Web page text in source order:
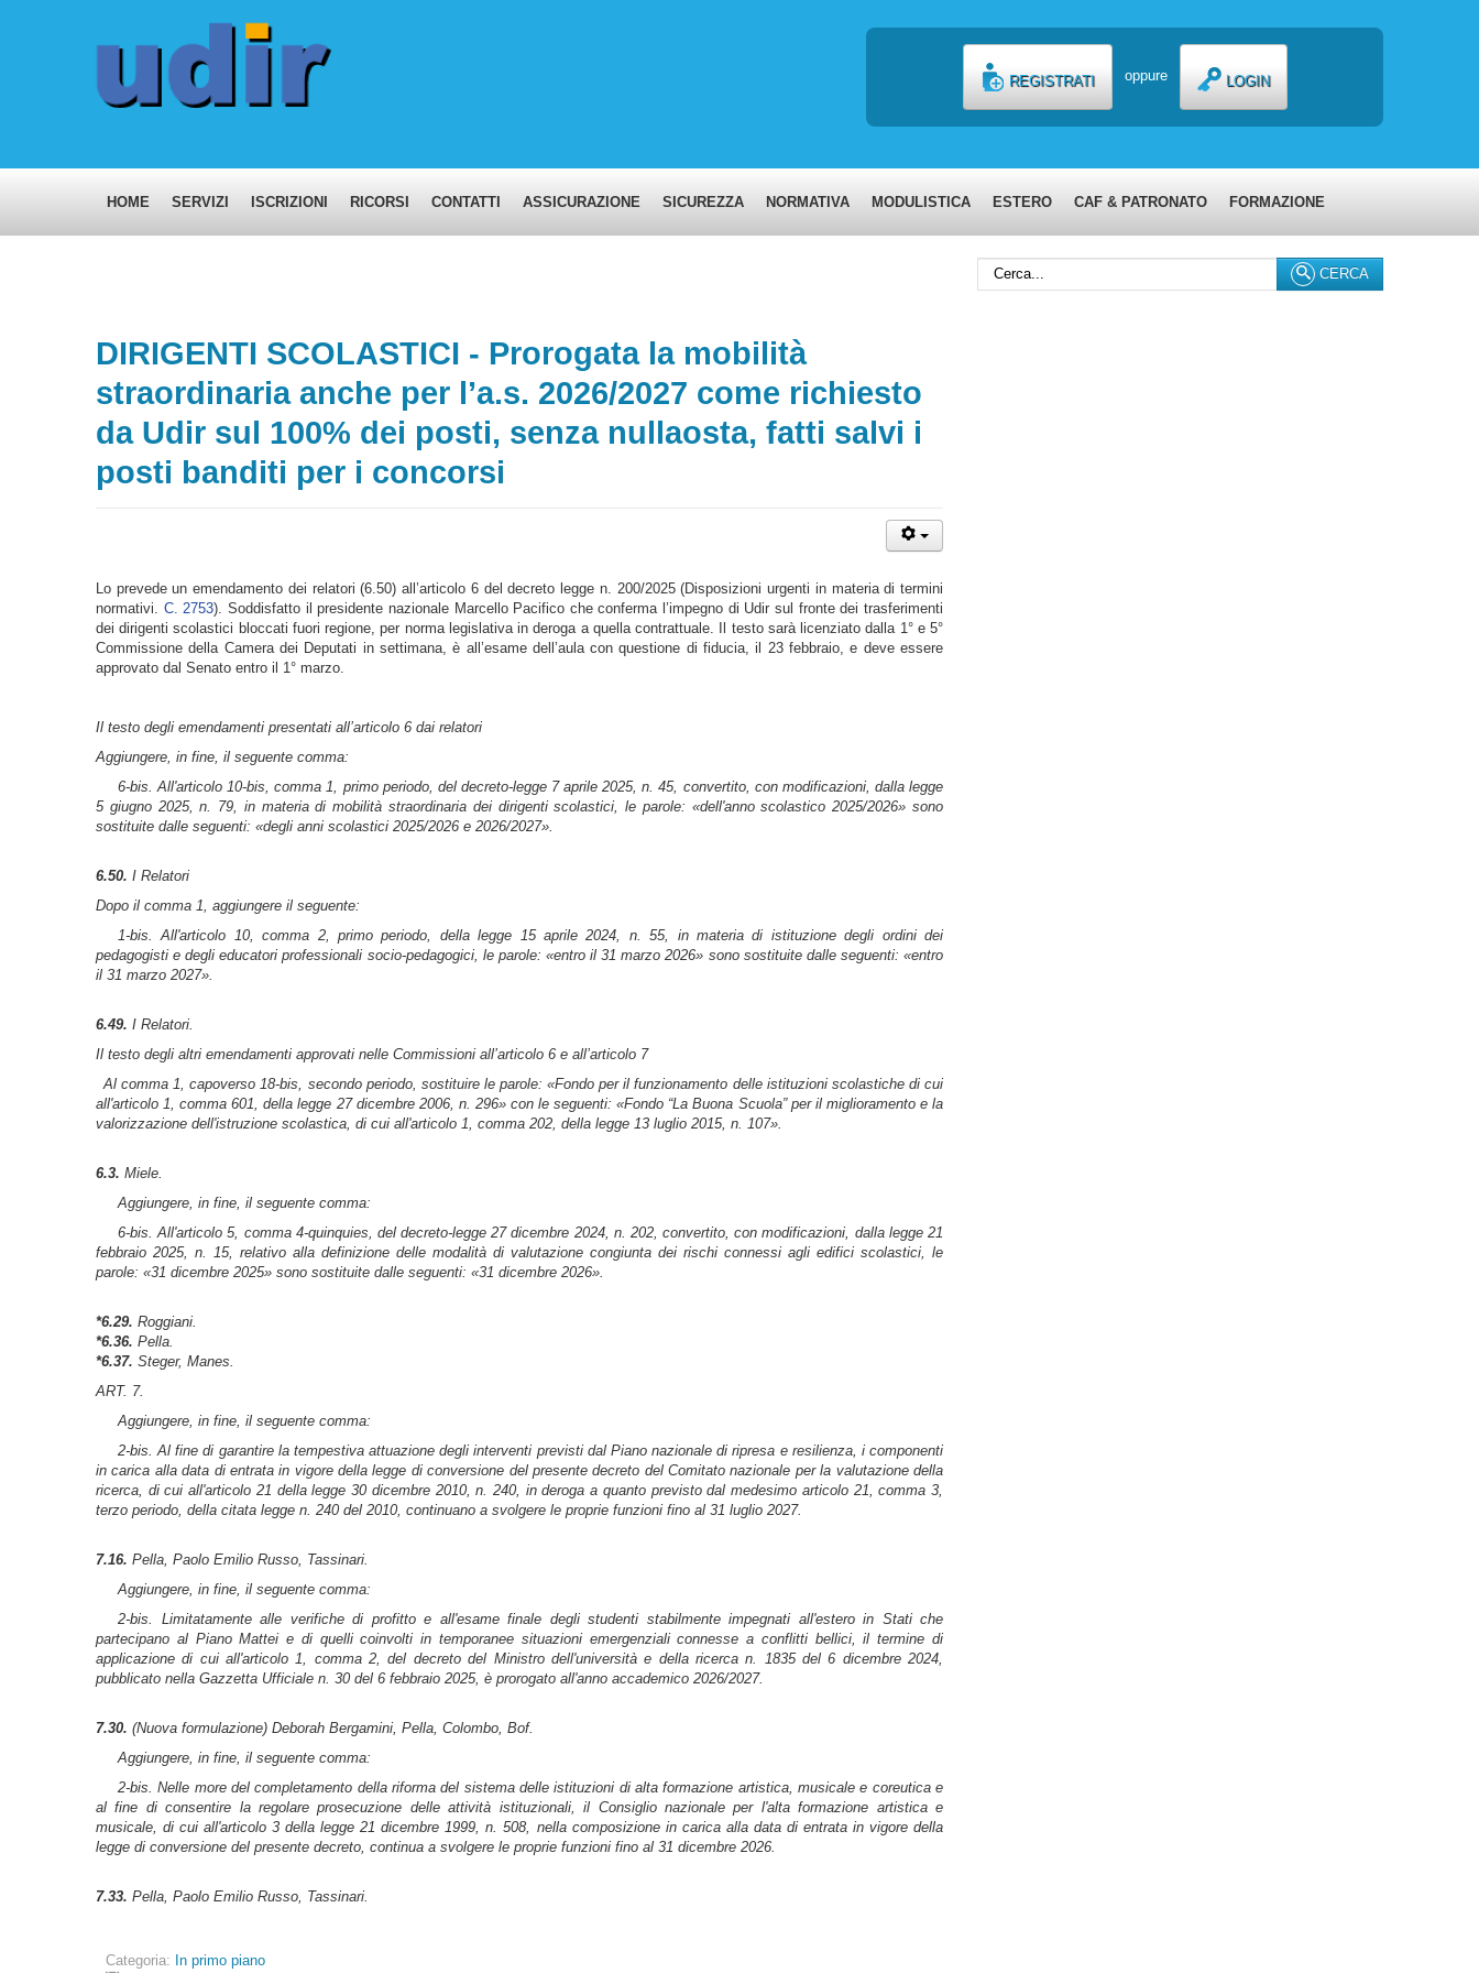
REGISTRATI oppure LOGIN
HOME SERVIZI ISCRIZIONI RICORSI CONTATTI ASSICURAZIONE SICUREZZA NORMATIVA MODULISTICA ESTERO CAF & PATRONATO FORMAZIONE
CERCA
Cerca...
DIRIGENTI SCOLASTICI - Prorogata la mobilità
straordinaria anche per l’a.s. 2026/2027 come richiesto
da Udir sul 100% dei posti, senza nullaosta, fatti salvi i
posti banditi per i concorsi
Lo prevede un emendamento dei relatori (6.50) all’articolo 6 del decreto legge n. 200/2025 (Disposizioni urgenti in materia di termini
normativi. C. 2753). Soddisfatto il presidente nazionale Marcello Pacifico che conferma l’impegno di Udir sul fronte dei trasferimenti
dei dirigenti scolastici bloccati fuori regione, per norma legislativa in deroga a quella contrattuale. Il testo sarà licenziato dalla 1° e 5°
Commissione della Camera dei Deputati in settimana, è all’esame dell’aula con questione di fiducia, il 23 febbraio, e deve essere
approvato dal Senato entro il 1° marzo.
Il testo degli emendamenti presentati all’articolo 6 dai relatori
Aggiungere, in fine, il seguente comma:
6-bis. All'articolo 10-bis, comma 1, primo periodo, del decreto-legge 7 aprile 2025, n. 45, convertito, con modificazioni, dalla legge
5 giugno 2025, n. 79, in materia di mobilità straordinaria dei dirigenti scolastici, le parole: «dell'anno scolastico 2025/2026» sono
sostituite dalle seguenti: «degli anni scolastici 2025/2026 e 2026/2027».
6.50. I Relatori
Dopo il comma 1, aggiungere il seguente:
1-bis. All'articolo 10, comma 2, primo periodo, della legge 15 aprile 2024, n. 55, in materia di istituzione degli ordini dei
pedagogisti e degli educatori professionali socio-pedagogici, le parole: «entro il 31 marzo 2026» sono sostituite dalle seguenti: «entro
il 31 marzo 2027».
6.49. I Relatori.
Il testo degli altri emendamenti approvati nelle Commissioni all’articolo 6 e all’articolo 7
Al comma 1, capoverso 18-bis, secondo periodo, sostituire le parole: «Fondo per il funzionamento delle istituzioni scolastiche di cui
all'articolo 1, comma 601, della legge 27 dicembre 2006, n. 296» con le seguenti: «Fondo “La Buona Scuola” per il miglioramento e la
valorizzazione dell'istruzione scolastica, di cui all'articolo 1, comma 202, della legge 13 luglio 2015, n. 107».
6.3. Miele.
Aggiungere, in fine, il seguente comma:
6-bis. All'articolo 5, comma 4-quinquies, del decreto-legge 27 dicembre 2024, n. 202, convertito, con modificazioni, dalla legge 21
febbraio 2025, n. 15, relativo alla definizione delle modalità di valutazione congiunta dei rischi connessi agli edifici scolastici, le
parole: «31 dicembre 2025» sono sostituite dalle seguenti: «31 dicembre 2026».
*6.29. Roggiani.
*6.36. Pella.
*6.37. Steger, Manes.
ART. 7.
Aggiungere, in fine, il seguente comma:
2-bis. Al fine di garantire la tempestiva attuazione degli interventi previsti dal Piano nazionale di ripresa e resilienza, i componenti
in carica alla data di entrata in vigore della legge di conversione del presente decreto del Comitato nazionale per la valutazione della
ricerca, di cui all'articolo 21 della legge 30 dicembre 2010, n. 240, in deroga a quanto previsto dal medesimo articolo 21, comma 3,
terzo periodo, della citata legge n. 240 del 2010, continuano a svolgere le proprie funzioni fino al 31 luglio 2027.
7.16. Pella, Paolo Emilio Russo, Tassinari.
Aggiungere, in fine, il seguente comma:
2-bis.
Limitatamente alle verifiche di profitto e all'esame finale degli studenti stabilmente impegnati all'estero in Stati che
partecipano al Piano Mattei e di quelli coinvolti in temporanee situazioni emergenziali connesse a conflitti bellici, il termine di
applicazione di cui all'articolo 1, comma 2, del decreto del Ministro dell'università e della ricerca n. 1835 del 6 dicembre 2024,
pubblicato nella Gazzetta Ufficiale n. 30 del 6 febbraio 2025, è prorogato all'anno accademico 2026/2027.
7.30. (Nuova formulazione) Deborah Bergamini, Pella, Colombo, Bof.
Aggiungere, in fine, il seguente comma:
2-bis. Nelle more del completamento della riforma del sistema delle istituzioni di alta formazione artistica, musicale e coreutica e
al fine di consentire la regolare prosecuzione delle attività istituzionali, il Consiglio nazionale per l'alta formazione artistica e
musicale, di cui all'articolo 3 della legge 21 dicembre 1999, n. 508, nella composizione in carica alla data di entrata in vigore della
legge di conversione del presente decreto, continua a svolgere le proprie funzioni fino al 31 dicembre 2026.
7.33. Pella, Paolo Emilio Russo, Tassinari.
Categoria: In primo piano